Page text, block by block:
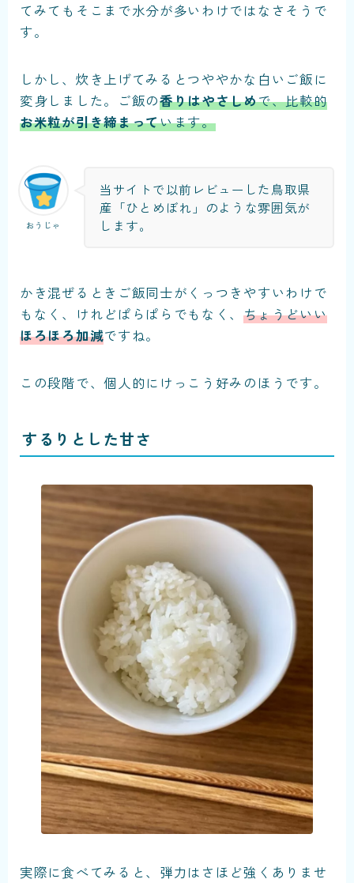
てみてもそこまで水分が多いわけではなさそうで
す。
しかし、炊き上げてみるとつややかな白いご飯に
変身しました。ご飯の香りはやさしめで、比較的
お米粒が引き締まっています。
おうじゃ
当サイトで以前レビューした鳥取県
産「ひとめぼれ」のような雰囲気が
します。
かき混ぜるときご飯同士がくっつきやすいわけで
もなく、けれどぱらぱらでもなく、ちょうどいい
ほろほろ加減ですね。
この段階で、個人的にけっこう好みのほうです。
するりとした甘さ
実際に食べてみると、弾力はさほど強くありませ